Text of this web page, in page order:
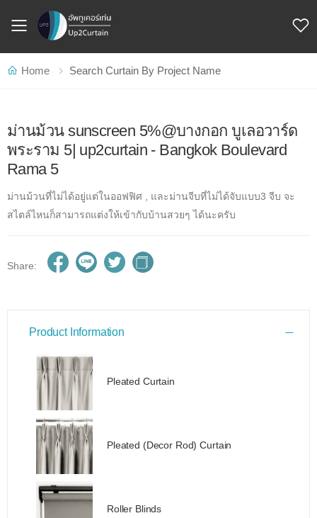
Toggle mobile menu
Home Search Curtain By Project Name
ม่านม้วน sunscreen 5%@บางกอก บูเลอวาร์ด
พระราม 5| up2curtain - Bangkok Boulevard
Rama 5
ม่านม้วนที่ไม่ได้อยู่แต่ในออฟฟิศ , และม่านจีบที่ไม่ได้จับแบบ3 จีบ จะ
สไตล์ไหนก็สามารถแต่งให้เข้ากับบ้านสวยๆ ได้นะครับ
Share:
Product Information
Pleated Curtain
Pleated (Decor Rod) Curtain
Roller Blinds